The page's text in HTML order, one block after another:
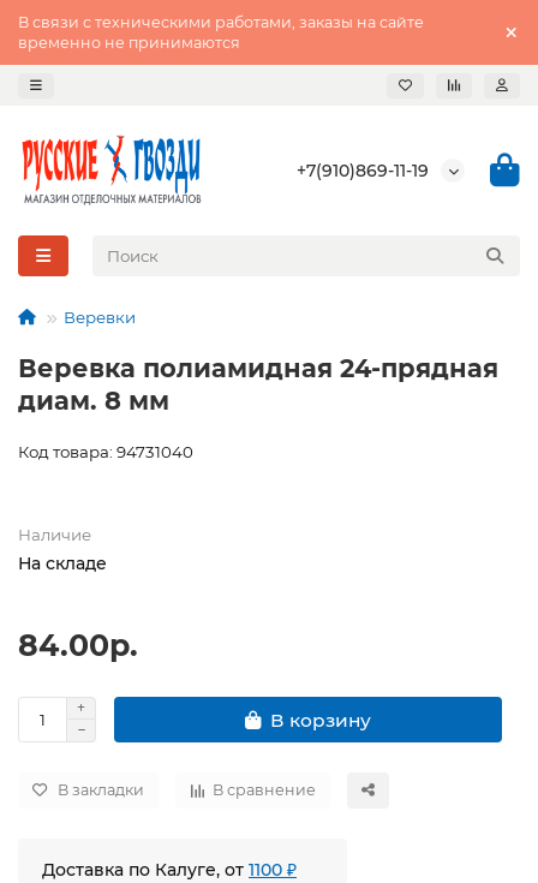
В связи с техническими работами, заказы на сайте
временно не принимаются
+7(910)869-11-19
Веревки
Веревка полиамидная 24-прядная
диам. 8 мм
Код товара: 94731040
Наличие
На складе
84.00р.
В корзину
В закладки В сравнение
Доставка по Калуге, от 1100 ₽